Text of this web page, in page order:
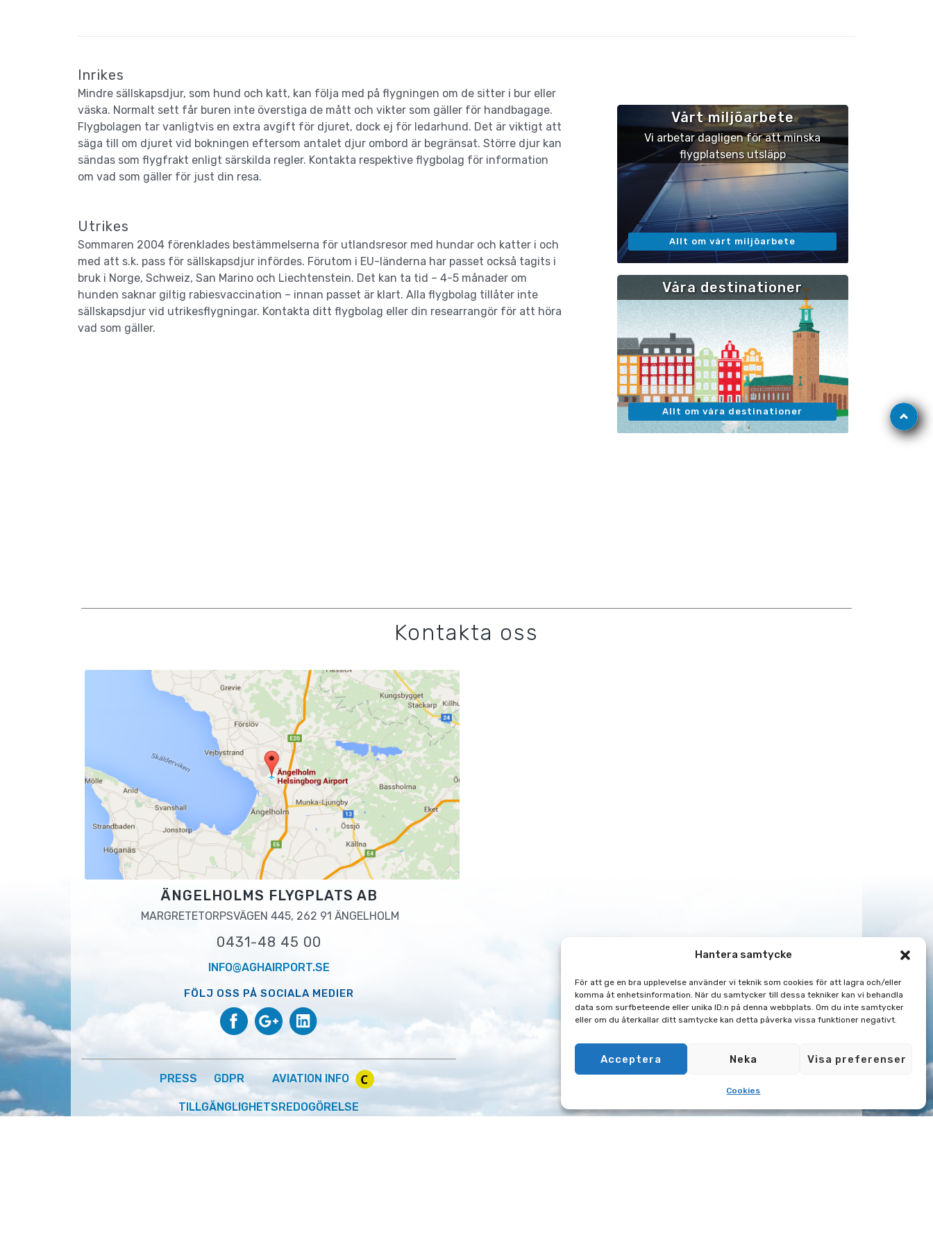
Hantera samtycke
För att ge en bra upplevelse använder vi teknik som cookies för att lagra och/eller
komma åt enhetsinformation. När du samtycker till dessa tekniker kan vi behandla
data som surfbeteende eller unika ID:n på denna webbplats. Om du inte samtycker
eller om du återkallar ditt samtycke kan detta påverka vissa funktioner negativt.
Acceptera Neka Visa preferenser
Cookies
Gå
till
toppen
Inrikes
Mindre sällskapsdjur, som hund och katt, kan följa med på flygningen om de sitter i bur eller
väska. Normalt sett får buren inte överstiga de mått och vikter som gäller för handbagage.
Flygbolagen tar vanligtvis en extra avgift för djuret, dock ej för ledarhund. Det är viktigt att
säga till om djuret vid bokningen eftersom antalet djur ombord är begränsat. Större djur kan
sändas som flygfrakt enligt särskilda regler. Kontakta respektive flygbolag för information
om vad som gäller för just din resa.
Utrikes
Sommaren 2004 förenklades bestämmelserna för utlandsresor med hundar och katter i och
med att s.k. pass för sällskapsdjur infördes. Förutom i EU-länderna har passet också tagits i
bruk i Norge, Schweiz, San Marino och Liechtenstein. Det kan ta tid – 4-5 månader om
hunden saknar giltig rabiesvaccination – innan passet är klart. Alla flygbolag tillåter inte
sällskapsdjur vid utrikesflygningar. Kontakta ditt flygbolag eller din researrangör för att höra
vad som gäller.
Vårt miljöarbete
Vi arbetar dagligen för att minska
flygplatsens utsläpp
Allt om vårt miljöarbete
Våra destinationer
Allt om våra destinationer
Kontakta oss
ÄNGELHOLMS FLYGPLATS AB
MARGRETETORPSVÄGEN 445, 262 91 ÄNGELHOLM
0431-48 45 00
INFO@AGHAIRPORT.SE
FÖLJ OSS PÅ SOCIALA MEDIER
PRESS GDPR AVIATION INFO
TILLGÄNGLIGHETSREDOGÖRELSE